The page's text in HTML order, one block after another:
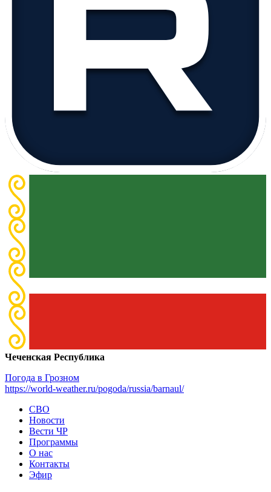
Чеченская Республика
Погода в Грозном
https://world-weather.ru/pogoda/russia/barnaul/
СВО
Новости
Вести ЧР
Программы
О нас
Контакты
Эфир